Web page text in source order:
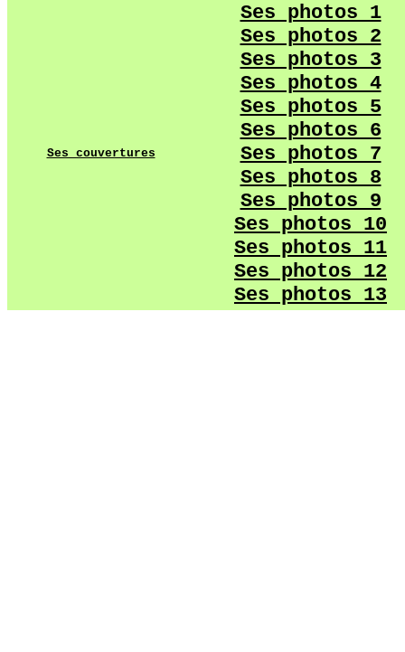
Ses couvertures
Ses photos 1
Ses photos 2
Ses photos 3
Ses photos 4
Ses photos 5
Ses photos 6
Ses photos 7
Ses photos 8
Ses photos 9
Ses photos 10
Ses photos 11
Ses photos 12
Ses photos 13